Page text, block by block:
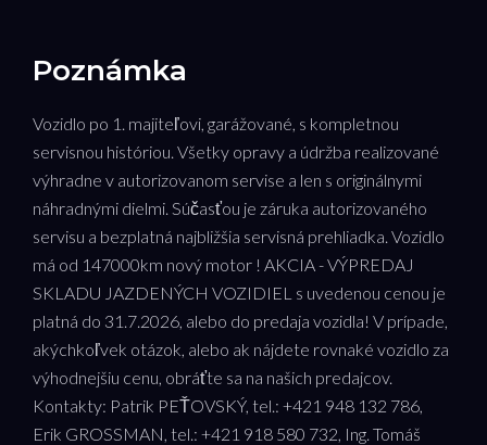
Poznámka
Vozidlo po 1. majiteľovi, garážované, s kompletnou
servisnou históriou. Všetky opravy a údržba realizované
výhradne v autorizovanom servise a len s originálnymi
náhradnými dielmi. Súčasťou je záruka autorizovaného
servisu a bezplatná najbližšia servisná prehliadka. Vozidlo
má od 147000km nový motor ! AKCIA - VÝPREDAJ
SKLADU JAZDENÝCH VOZIDIEL s uvedenou cenou je
platná do 31.7.2026, alebo do predaja vozidla! V prípade,
akýchkoľvek otázok, alebo ak nájdete rovnaké vozidlo za
výhodnejšiu cenu, obráťte sa na našich predajcov.
Kontakty: Patrik PEŤOVSKÝ, tel.: +421 948 132 786,
Erik GROSSMAN, tel.: +421 918 580 732, Ing. Tomáš